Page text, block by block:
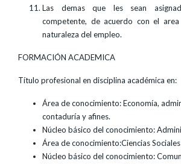
Las demas que les sean
competente, de acuerdo con el
naturaleza del empleo.
FORMACIÓN ACADEMICA
Título profesional en disciplina académica en:
Área de conocimiento: Economía,
contaduría y afines.
Núcleo básico del conocimiento:
Área de conocimiento:Ciencias
Núcleo básico del conocimiento: